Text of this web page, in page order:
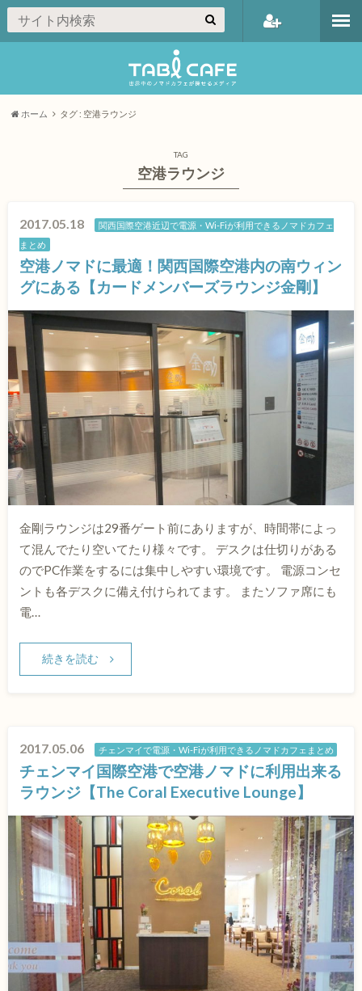
ホーム タグ : 空港ラウンジ
TAG
空港ラウンジ
2017.05.18
関西国際空港近辺で電源・Wi-Fiが利用できるノマドカフェ
まとめ
空港ノマドに最適！関西国際空港内の南ウィン
グにある【カードメンバーズラウンジ金剛】
金剛ラウンジは29番ゲート前にありますが、時間帯によっ
て混んでたり空いてたり様々です。 デスクは仕切りがある
のでPC作業をするには集中しやすい環境です。 電源コンセ
ントも各デスクに備え付けられてます。 またソファ席にも
電…
続きを読む
2017.05.06 チェンマイで電源・Wi-Fiが利用できるノマドカフェまとめ
チェンマイ国際空港で空港ノマドに利用出来る
ラウンジ【The Coral Executive Lounge】